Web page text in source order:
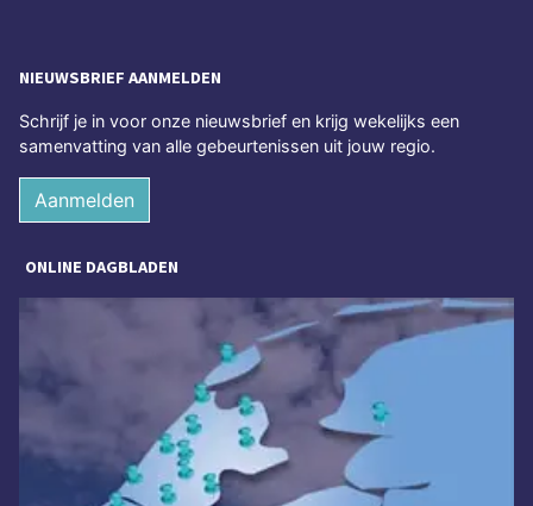
NIEUWSBRIEF AANMELDEN
Schrijf je in voor onze nieuwsbrief en krijg wekelijks een
samenvatting van alle gebeurtenissen uit jouw regio.
Aanmelden
ONLINE DAGBLADEN